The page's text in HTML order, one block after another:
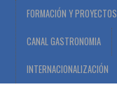
FORMACIÓN Y PROYECTOS
CANAL GASTRONOMIA
INTERNACIONALIZACIÓN